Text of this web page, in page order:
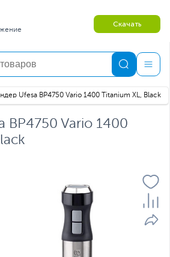
Скачать
Ufesa BP4750 Vario 1400 Titanium XL, Black
BP4750 Vario 1400